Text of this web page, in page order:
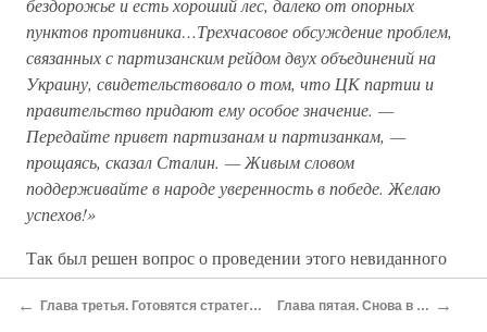
бездорожье и есть хороший лес, далеко от опорных
пунктов противника…Трехчасовое обсуждение проблем,
связанных с партизанским рейдом двух объединений на
Украину, свидетельствовало о том, что ЦК партии и
правительство придают ему особое значение. —
Передайте привет партизанам и партизанкам, —
прощаясь, сказал Сталин. — Живым словом
поддерживайте в народе уверенность в победе. Желаю
успехов!»
Так был решен вопрос о проведении этого невиданного
доселе рейда народных мстителей по тылам врага.
← Глава третья. Готовятся стратегические резервы Глава пятая. Снова в Ленинграде →